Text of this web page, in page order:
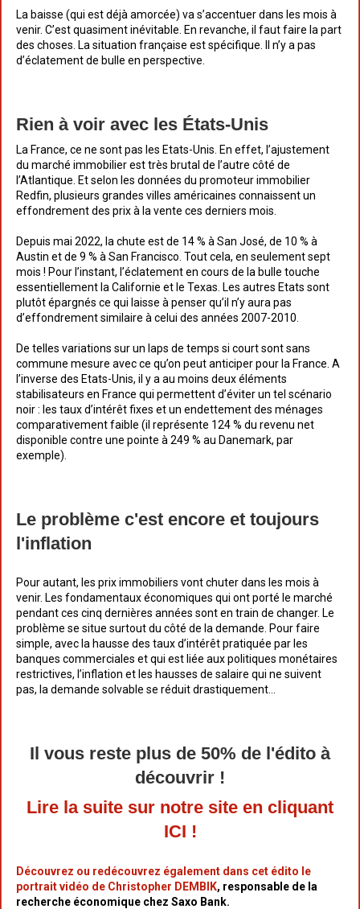
La baisse (qui est déjà amorcée) va s’accentuer dans les mois à
venir. C’est quasiment inévitable. En revanche, il faut faire la part
des choses. La situation française est spécifique. Il n’y a pas
d’éclatement de bulle en perspective.
Rien à voir avec les États-Unis
La France, ce ne sont pas les Etats-Unis. En effet, l’ajustement
du marché immobilier est très brutal de l’autre côté de
l’Atlantique. Et selon les données du promoteur immobilier
Redfin, plusieurs grandes villes américaines connaissent un
effondrement des prix à la vente ces derniers mois.
Depuis mai 2022, la chute est de 14 % à San José, de 10 % à
Austin et de 9 % à San Francisco. Tout cela, en seulement sept
mois ! Pour l’instant, l’éclatement en cours de la bulle touche
essentiellement la Californie et le Texas. Les autres Etats sont
plutôt épargnés ce qui laisse à penser qu’il n’y aura pas
d’effondrement similaire à celui des années 2007-2010.
De telles variations sur un laps de temps si court sont sans
commune mesure avec ce qu’on peut anticiper pour la France. A
l’inverse des Etats-Unis, il y a au moins deux éléments
stabilisateurs en France qui permettent d’éviter un tel scénario
noir : les taux d’intérêt fixes et un endettement des ménages
comparativement faible (il représente 124 % du revenu net
disponible contre une pointe à 249 % au Danemark, par
exemple).
Le problème c'est encore et toujours
l'inflation
Pour autant, les prix immobiliers vont chuter dans les mois à
venir. Les fondamentaux économiques qui ont porté le marché
pendant ces cinq dernières années sont en train de changer. Le
problème se situe surtout du côté de la demande. Pour faire
simple, avec la hausse des taux d’intérêt pratiquée par les
banques commerciales et qui est liée aux politiques monétaires
restrictives, l’inflation et les hausses de salaire qui ne suivent
pas, la demande solvable se réduit drastiquement...
Il vous reste plus de 50% de l'édito à
découvrir !
Lire la suite sur notre site en cliquant
ICI !
Découvrez ou redécouvrez également dans cet édito le
portrait vidéo de Christopher DEMBIK, responsable de la
recherche économique chez Saxo Bank.